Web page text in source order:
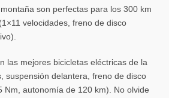
son perfectas para los 300 km
velocidades, freno de disco
las mejores bicicletas eléctricas de la
suspensión delantera, freno de disco
Nm, autonomía de 120 km). No olvide